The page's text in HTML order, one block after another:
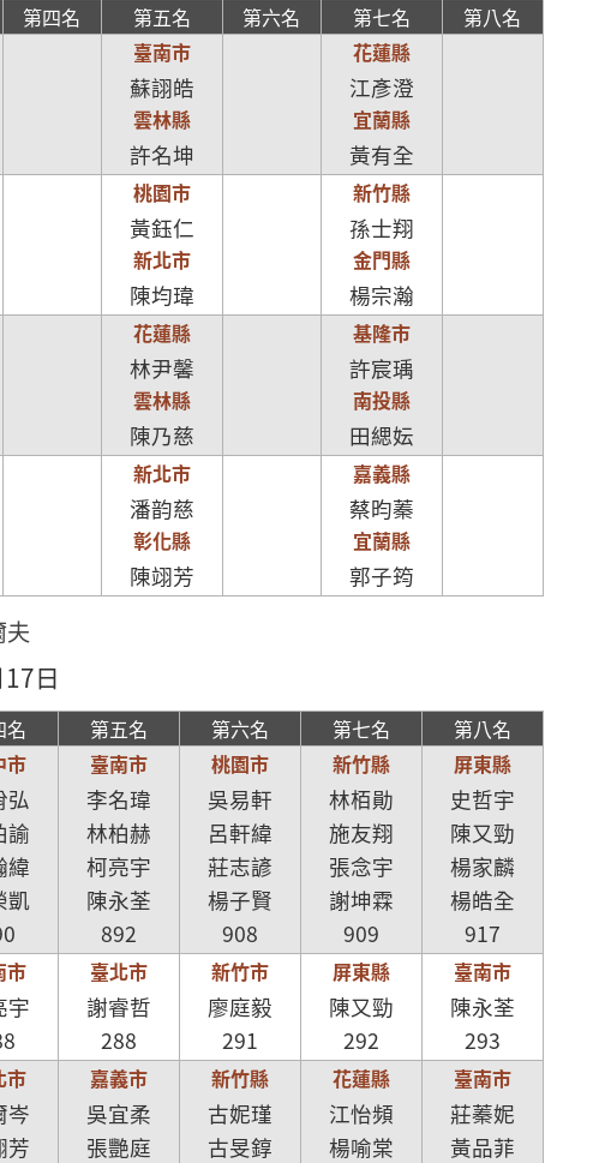
第四名 第五名 第六名 第七名 第八名
臺南市
蘇詡皓
雲林縣
許名坤
花蓮縣
江彥澄
宜蘭縣
黃有全
桃園市
黃鈺仁
新北市
陳均瑋
新竹縣
孫士翔
金門縣
楊宗瀚
花蓮縣
林尹馨
雲林縣
陳乃慈
基隆市
許宸瑀
南投縣
田緦妘
新北市
潘韵慈
彰化縣
陳翊芳
嘉義縣
蔡昀蓁
宜蘭縣
郭子筠
夫
日
名 第五名 第六名 第七名 第八名
市
弘
諭
緯
凱
臺南市
李名瑋
林柏赫
柯亮宇
陳永荃
892
桃園市
吳易軒
呂軒緯
莊志諺
楊子賢
908
新竹縣
林栢勛
施友翔
張念宇
謝坤霖
909
屏東縣
史哲宇
陳又勁
楊家麟
楊皓全
917
市
宇
臺北市
謝睿哲
288
新竹市
廖庭毅
291
屏東縣
陳又勁
292
臺南市
陳永荃
293
市
岑
芳
嘉義市
吳宜柔
張艷庭
新竹縣
古妮瑾
古旻錞
花蓮縣
江怡頻
楊喻棠
臺南市
莊蓁妮
黃品菲